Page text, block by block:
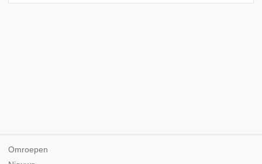
Omroepen